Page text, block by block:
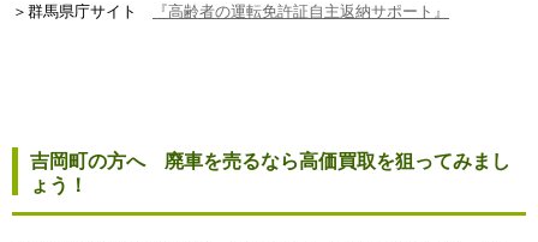
＞群馬県庁サイト 『高齢者の運転免許証自主返納サポート』
吉岡町の方へ 廃車を売るなら高価買取を狙ってみまし
ょう！